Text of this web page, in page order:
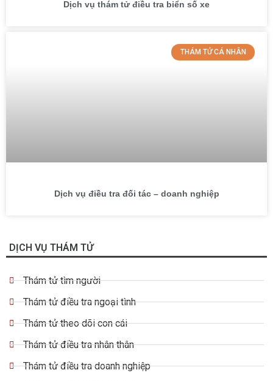
Dịch vụ thám tử điều tra biển số xe
THÁM TỬ CÁ NHÂN
Dịch vụ điều tra đối tác – doanh nghiệp
DỊCH VỤ THÁM TỬ
Thám tử tìm người
Thám tử điều tra ngoại tình
Thám tử theo dõi con cái
Thám tử điều tra nhân thân
Thám tử điều tra doanh nghiệp